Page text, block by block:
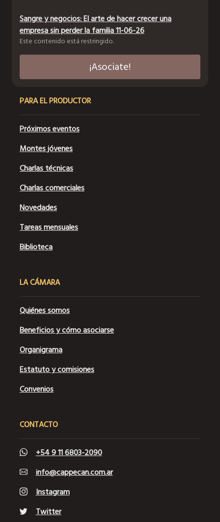
Sangre y negocios: El arte de hacer crecer una
empresa sin perder la familia 11-06-26
Este contenido está restringido.
¡Asociate!
PARA EL PRODUCTOR
Próximos eventos
Montes jóvenes
Charlas técnicas
Charlas comerciales
Novedades
Tareas mensuales
Biblioteca
LA CÁMARA
Quiénes somos
Beneficios y cómo asociarse
Organigrama
Estatuto y comisiones
Convenios
CONTACTO
+54 9 11 6803-2090
info@cappecan.com.ar
Instagram
Twitter